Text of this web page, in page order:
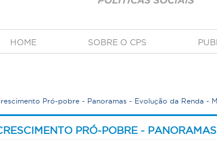
HOME SOBRE O CPS
Pró-pobre - Panoramas - Evolução da Renda -
PRÓ-POBRE -